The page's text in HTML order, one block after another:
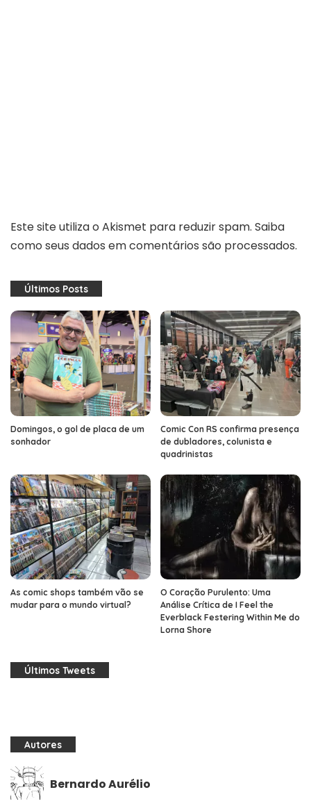
Este site utiliza o Akismet para reduzir spam. Saiba
como seus dados em comentários são processados.
Últimos Posts
Domingos, o gol de placa de um
sonhador
Comic Con RS confirma presença
de dubladores, colunista e
quadrinistas
As comic shops também vão se
mudar para o mundo virtual?
O Coração Purulento: Uma
Análise Crítica de I Feel the
Everblack Festering Within Me do
Lorna Shore
Últimos Tweets
Autores
Bernardo Aurélio